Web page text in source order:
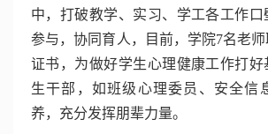
中，打破教学、实习、学工各工作口
参与，协同育人，目前，学院7名老
证书，为做好学生心理健康工作打
生干部，如班级心理委员、安全信
养，充分发挥朋辈力量。